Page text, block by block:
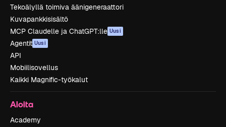
Tekoälyllä toimiva äänigeneraattori
Kuvapankkisisältö
MCP Claudelle ja ChatGPT:lle Uusi
Agentit Uusi
API
Mobiilisovellus
Kaikki Magnific-työkalut
Aloita
Academy